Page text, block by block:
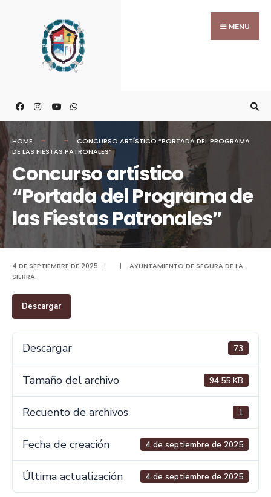
MENU
HOME
CONCURSO ARTÍSTICO “PORTADA DEL PROGRAMA
DE LAS FIESTAS PATRONALES”
Concurso artístico
“Portada del Programa de
las Fiestas Patronales”
4 DE SEPTIEMBRE DE 2025 | |
AYUNTAMIENTO DE SEGURA DE LA
SIERRA
Descargar
Descargar 73
Tamaño del archivo 94.55 KB
Recuento de archivos 1
Fecha de creación 4 de septiembre de 2025
Última actualización 4 de septiembre de 2025